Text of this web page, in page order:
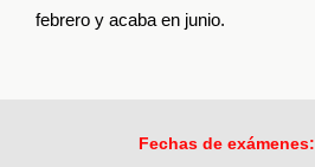
febrero y acaba en junio.
Fechas de exámenes: